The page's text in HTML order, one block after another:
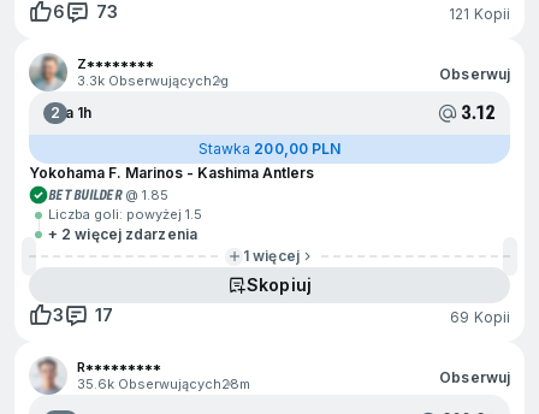
6
73 121 Kopii
Z********
3.3k Obserwujących2g Obserwuj
2Za 1h 3.12
Stawka 200,00 PLN
Yokohama F. Marinos - Kashima Antlers
BET BUILDER@ 1.85
Liczba goli: powyżej 1.5
+ 2 więcej zdarzenia
1 więcej
Skopiuj
3
17 69 Kopii
R*********
35.6k Obserwujących28m Obserwuj